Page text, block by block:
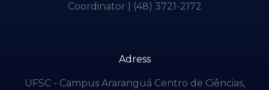
Coordinator | (48) 3721-2172
Adress
UFSC - Campus Araranguá Centro de Ciências,